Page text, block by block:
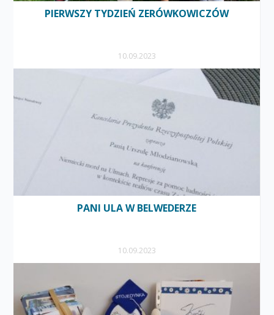
PIERWSZY TYDZIEŃ ZERÓWKOWICZÓW
10.09.2023
PANI ULA W BELWEDERZE
10.09.2023